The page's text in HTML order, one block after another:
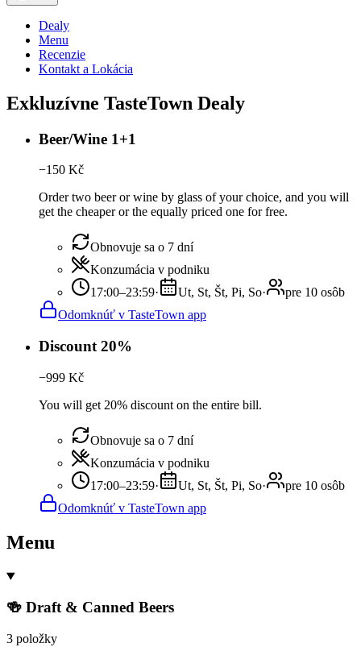
Dealy
Menu
Recenzie
Kontakt a Lokácia
Exkluzívne TasteTown Dealy
Beer/Wine 1+1
−150 Kč
Order two beer or wine by glass of your choice, and you will
get the cheaper or the equally priced one for free.
Obnovuje sa o 7 dní
Konzumácia v podniku
17:00–23:59· Ut, St, Št, Pi, So·
pre 10 osôb
Odomknúť v TasteTown app
Discount 20%
−999 Kč
You will get 20% discount on the entire bill.
Obnovuje sa o 7 dní
Konzumácia v podniku
17:00–23:59· Ut, St, Št, Pi, So·
pre 10 osôb
Odomknúť v TasteTown app
Menu
🍻 Draft & Canned Beers
3 položky